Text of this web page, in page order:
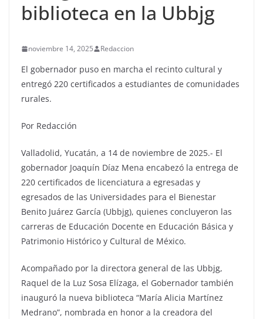
biblioteca en la Ubbjg
noviembre 14, 2025 Redaccion
El gobernador puso en marcha el recinto cultural y
entregó 220 certificados a estudiantes de comunidades
rurales.
Por Redacción
Valladolid, Yucatán, a 14 de noviembre de 2025.- El
gobernador Joaquín Díaz Mena encabezó la entrega de
220 certificados de licenciatura a egresadas y
egresados de las Universidades para el Bienestar
Benito Juárez García (Ubbjg), quienes concluyeron las
carreras de Educación Docente en Educación Básica y
Patrimonio Histórico y Cultural de México.
Acompañado por la directora general de las Ubbjg,
Raquel de la Luz Sosa Elízaga, el Gobernador también
inauguró la nueva biblioteca “María Alicia Martínez
Medrano”, nombrada en honor a la creadora del